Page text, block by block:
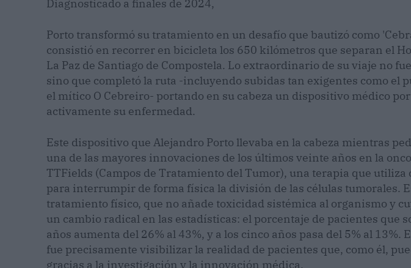
Diagnosticado a finales de 2024,
Porto transformó su tratamiento en un desafío que bautizó como
consistió en recorrer en bicicleta los 650 kilómetros que separan el
La Paz de Santiago de Compostela. Lo extraordinario de su viaje no
sino que completó la ruta -incluyendo subidas tan exigentes como el
el mítico O Cebreiro- portando en su cabeza un dispositivo médico
activamente su enfermedad.
Este dispositivo que Alejandro Porto llevaba en la cabeza mientras
una de las mayores innovaciones de los últimos veinte años en la
TTFields (Campos de Tratamiento del Tumor), una terapia que utiliza
para interrumpir de forma física la división de las células tumorales.
tratamiento físico, que no añade toxicidad sistémica al organismo y
un cambio radical en las estadísticas: el porcentaje de pacientes que
años aumenta del 26% al 43%, y a los cinco años pasa del 5% al 13%.
fue precisamente visibilizar la realidad de pacientes que, como él,
gracias a la investigación y la innovación médica.